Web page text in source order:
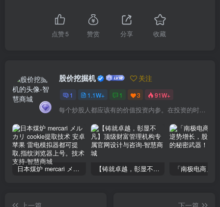
点赞5 赞赏 分享 收藏
股价挖掘机 关注
1 1.1W+ 1 3 91W+
每个炒股人都应该有的价值投资内参。在投资的时候，我们把自己看成是企业分析师——而不是市场分析师，也不是宏观经济分析师，更不是证券分析师。
日本煤炉 mercari メルカリ cookie提取技术 安卓 苹果 雷电模拟器都可提取,指纹浏览器上号。技术支持 【铸就卓越，彰显不凡】顶级财富管理机构专属官网设计与咨询